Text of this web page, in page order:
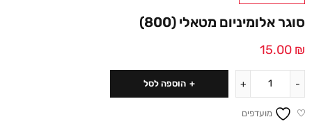
סוגר אלומיניום מטאלי (800)
15.00 ₪
הוספה לסל
מועדפים